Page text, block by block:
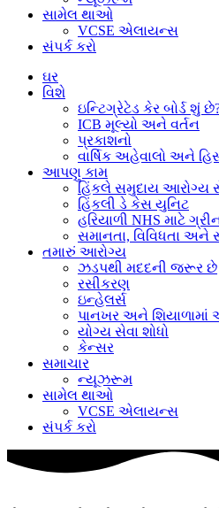
સંપાદિત
અથવા
(સિવાય
વપરાશકર્તાનામને
એડમિનિસ્ટ્રેટર્સ
માહિતી
સામેલ થાઓ
VCSE એલાયન્સ
સંપર્ક કરો
ઘર
વિશે
ઇન્ટિગ્રેટેડ કેર બોર્ડ શું
ICB મૂલ્યો અને વર્તન
પ્રકાશનો
વાર્ષિક અહેવાલો અને
આપણુ કામ
હિંકલે સમુદાય આરોગ્ય
હિંકલી ડે કેસ યુનિટ
હરિયાળી NHS માટે
સમાનતા, વિવિધતા અને
તમારું આરોગ્ય
ઝડપથી મદદની જરૂર છે
રસીકરણ
ઇન્હેલર્સ
પાનખર અને શિયાળામાં
યોગ્ય સેવા શોધો
કેન્સર
સમાચાર
ન્યૂઝરૂમ
સામેલ થાઓ
VCSE એલાયન્સ
સંપર્ક કરો